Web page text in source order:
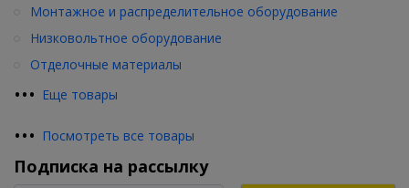
••• Еще товары
Монтажное и распределительное оборудование
Низковольтное оборудование
Отделочные материалы
••• Посмотреть все товары
Подписка на рассылку